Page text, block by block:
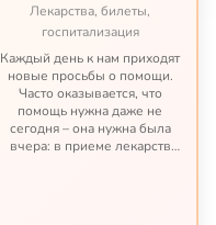
Лекарства, билеты,
госпитализация
Каждый день к нам приходят
новые просьбы о помощи.
Часто оказывается, что
помощь нужна даже не
сегодня – она нужна была
вчера: в приеме лекарств